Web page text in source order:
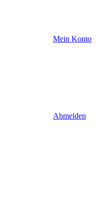
Mein Konto
Abmelden